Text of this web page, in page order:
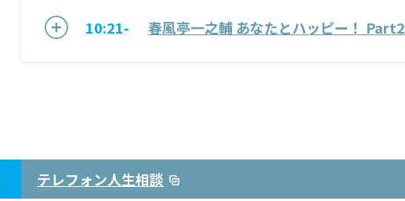
10:21- 春風亭一之輔 あなたとハッピー！ Part2
テレフォン人生相談